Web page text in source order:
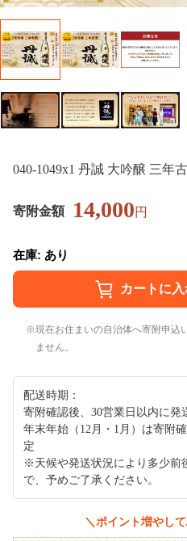
040-1049x1 丹誠 大吟醸 三年
寄附金額 14,000円
在庫: あり
現在お住まいの自治体へ寄附申込
ません。
配送時期：
寄附確認後、30営業日以内に発
年末年始（12月・1月）は寄附
定
※天候や発送状況により多少前
で、予めご了承ください。
＼ポイント増やし